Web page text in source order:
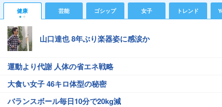
健康 芸能 ゴシップ 女子 トレンド
山口達也 8年ぶり楽器姿に感涙か
運動より代謝 人体の省エネ戦略
大食い女子 46キロ体型の秘密
バランスボール毎日10分で20kg減